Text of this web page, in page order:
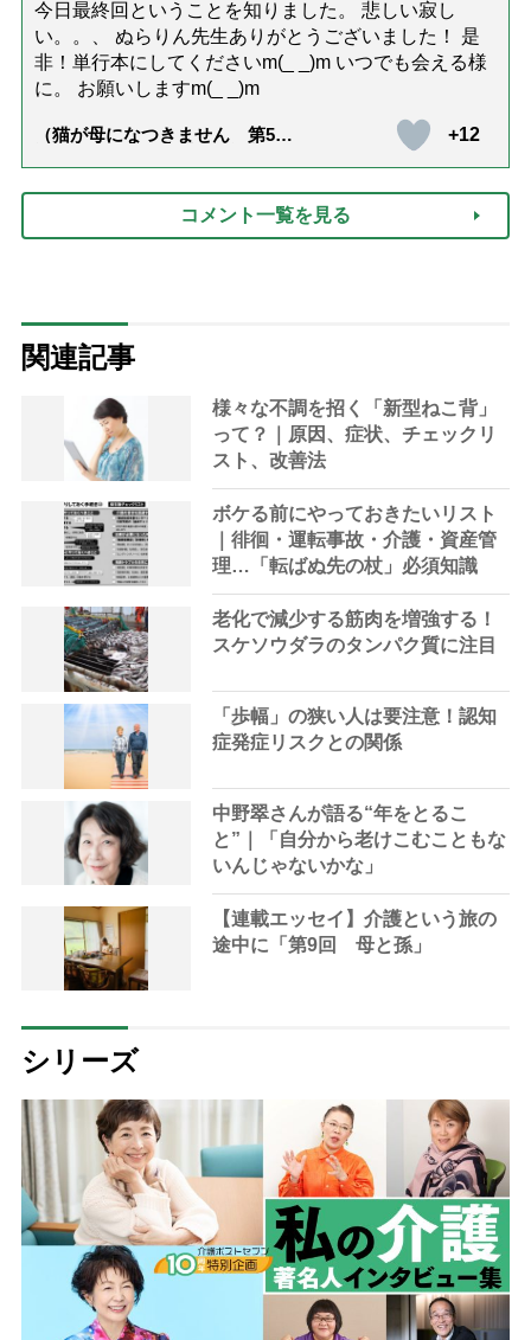
今日最終回ということを知りました。 悲しい寂し
い。。、 ぬらりん先生ありがとうございました！ 是
非！単行本にしてくださいm(_ _)m いつでも会える様
に。 お願いしますm(_ _)m
（猫が母になつきません 第500
+12
コメント一覧を見る
関連記事
様々な不調を招く「新型ねこ背」
って？｜原因、症状、チェックリ
スト、改善法
ボケる前にやっておきたいリスト
｜徘徊・運転事故・介護・資産管
理…「転ばぬ先の杖」必須知識
老化で減少する筋肉を増強する！
スケソウダラのタンパク質に注目
「歩幅」の狭い人は要注意！認知
症発症リスクとの関係
中野翠さんが語る“年をとるこ
と”｜「自分から老けこむこともな
いんじゃないかな」
【連載エッセイ】介護という旅の
途中に「第9回 母と孫」
シリーズ